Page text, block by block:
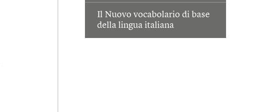
Il Nuovo vocabolario di base
della lingua italiana